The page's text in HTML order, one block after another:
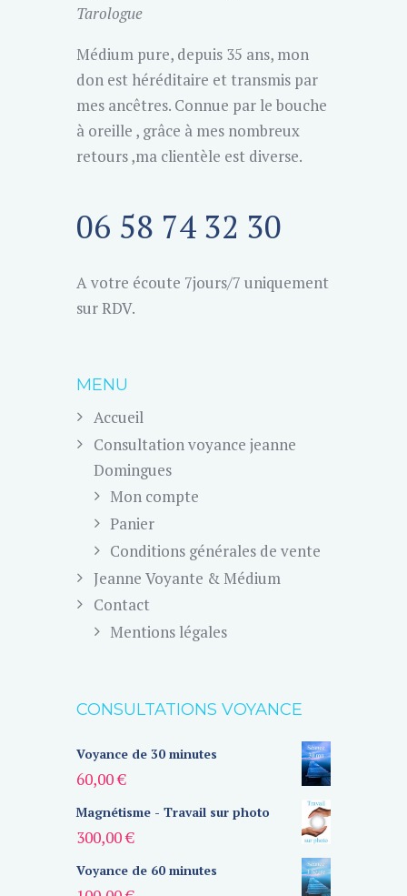
Tarologue
Médium pure, depuis 35 ans, mon
don est héréditaire et transmis par
mes ancêtres. Connue par le bouche
à oreille , grâce à mes nombreux
retours ,ma clientèle est diverse.
06 58 74 32 30
A votre écoute 7jours/7 uniquement
sur RDV.
MENU
Accueil
Consultation voyance jeanne
Domingues
Mon compte
Panier
Conditions générales de vente
Jeanne Voyante & Médium
Contact
Mentions légales
CONSULTATIONS VOYANCE
Voyance de 30 minutes
60,00€
Magnétisme - Travail sur photo
300,00€
Voyance de 60 minutes